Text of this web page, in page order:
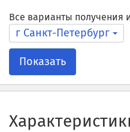
Все варианты получения
г Санкт-Петербург
Показать